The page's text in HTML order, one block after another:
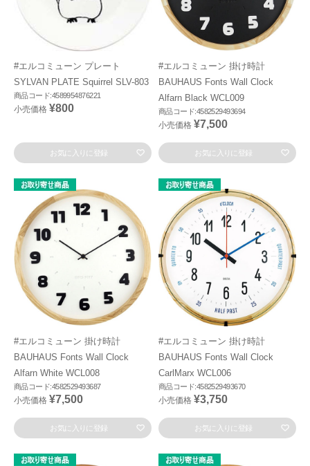
#エルコミューン プレート
SYLVAN PLATE Squirrel SLV-803
商品コード:4589954876221
小売価格 ¥800
お気に入りに登録
#エルコミューン 掛け時計
BAUHAUS Fonts Wall Clock
Alfarn Black WCL009
商品コード:4582529493694
小売価格 ¥7,500
お気に入りに登録
#エルコミューン 掛け時計
BAUHAUS Fonts Wall Clock
Alfarn White WCL008
商品コード:4582529493687
小売価格 ¥7,500
お気に入りに登録
#エルコミューン 掛け時計
BAUHAUS Fonts Wall Clock
CarlMarx WCL006
商品コード:4582529493670
小売価格 ¥3,750
お気に入りに登録